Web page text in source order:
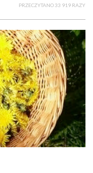
PRZECZYTANO 33 919 RAZY